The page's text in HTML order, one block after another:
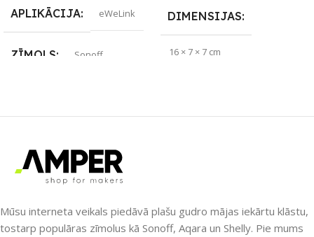
APLIKĀCIJA eWeLink
ZĪMOLS Sonoff
UZREIZ PIEEJAMAIS
1
DIMENSIJAS
16 × 7 × 7 cm
Bluetooth ,Wi-Fi
Mūsu interneta veikals piedāvā plašu gudro mājas iekārtu klāstu,
tostarp populāras zīmolus kā Sonoff, Aqara un Shelly. Pie mums